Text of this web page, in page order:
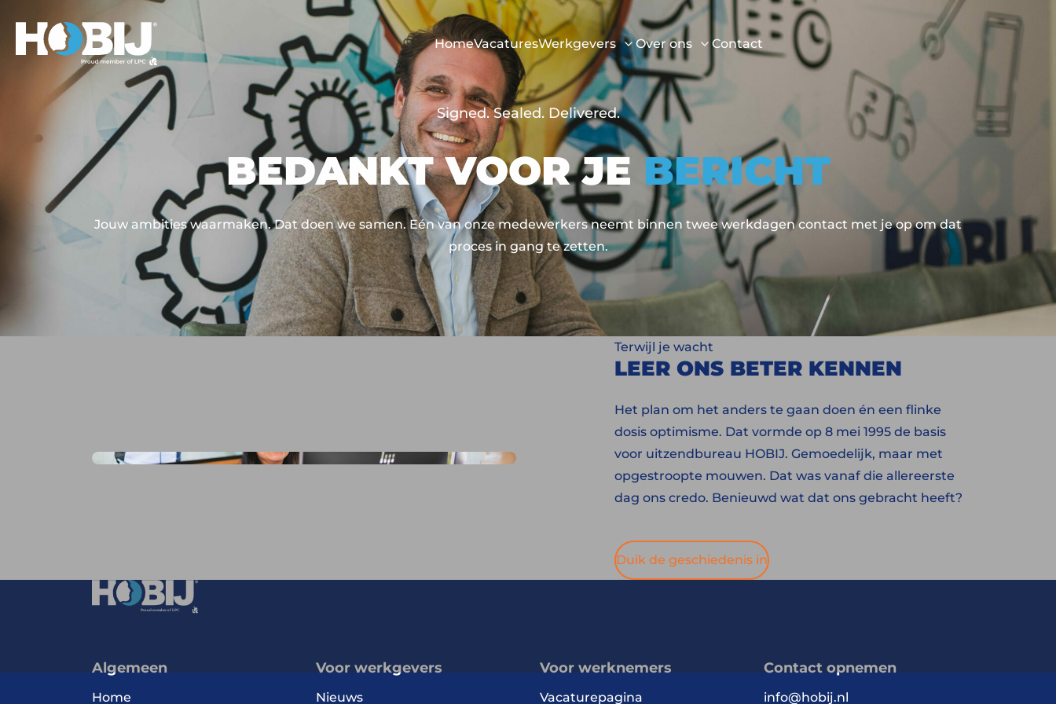
HomeVacaturesWerkgevers Over ons Contact
Signed. Sealed. Delivered.
BEDANKT VOOR JE BERICHT
Jouw ambities waarmaken. Dat doen we samen. Eén van onze medewerkers neemt binnen twee werkdagen contact met je op om dat
proces in gang te zetten.
Terwijl je wacht
LEER ONS BETER KENNEN
Het plan om het anders te gaan doen én een flinke
dosis optimisme. Dat vormde op 8 mei 1995 de basis
voor uitzendbureau HOBIJ. Gemoedelijk, maar met
opgestroopte mouwen. Dat was vanaf die allereerste
dag ons credo. Benieuwd wat dat ons gebracht heeft?
Duik de geschiedenis in
Algemeen
Home
Voor werkgevers
Nieuws
Voor werknemers
Vacaturepagina
Contact opnemen
info@hobij.nl